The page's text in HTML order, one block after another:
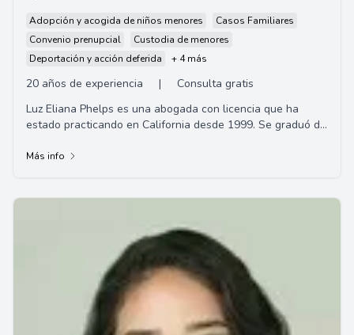
Adopción y acogida de niños menores
Casos Familiares
Convenio prenupcial
Custodia de menores
Deportación y acción deferida
+ 4 más
20 años de experiencia |
Consulta gratis
Luz Eliana Phelps es una abogada con licencia que ha
estado practicando en California desde 1999. Se graduó de
Más info